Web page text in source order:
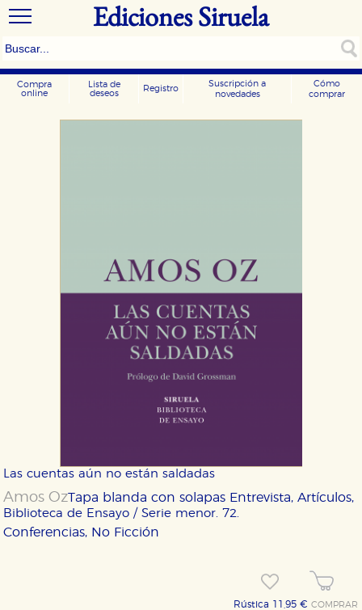
Ediciones Siruela
Compra
online
Lista de
deseos
Registro
Suscripción a
novedades
Cómo
comprar
Las cuentas aún no están saldadas
Amos Oz
Biblioteca de Ensayo / Serie menor. 72.
Tapa blanda con solapas Entrevista, Artículos,
Conferencias, No Ficción
Rústica 11,95 €COMPRAR